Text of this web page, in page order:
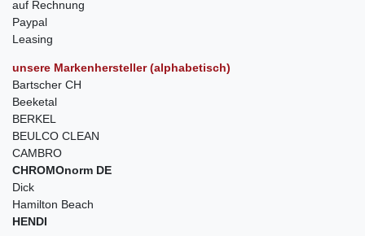
auf Rechnung
Paypal
Leasing
unsere Markenhersteller (alphabetisch)
Bartscher CH
Beeketal
BERKEL
BEULCO CLEAN
CAMBRO
CHROMOnorm DE
Dick
Hamilton Beach
HENDI